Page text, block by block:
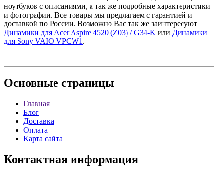
ноутбуков с описаниями, а так же подробные характеристики
и фотографии. Все товары мы предлагаем с гарантией и
доставкой по России. Возможно Вас так же заинтересуют
Динамики для Acer Aspire 4520 (Z03) / G34-K или Динамики
для Sony VAIO VPCW1 .
Основные страницы
Главная
Блог
Доставка
Оплата
Карта сайта
Контактная информация